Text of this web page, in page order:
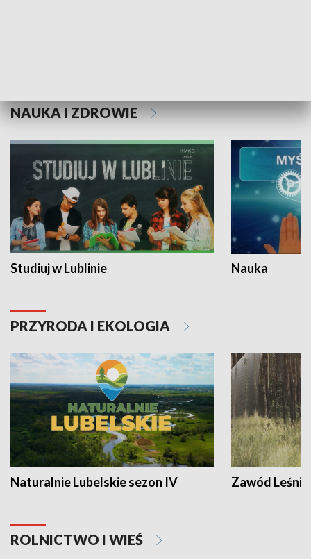
NAUKA I ZDROWIE
Studiuj w Lublinie Nauka
PRZYRODA I EKOLOGIA
Naturalnie Lubelskie sezon IV Zawód Leśnik
ROLNICTWO I WIEŚ